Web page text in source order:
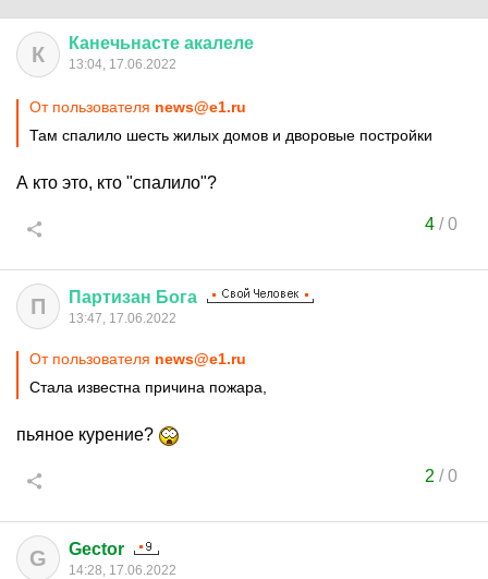
К Канечьнасте акалеле
13:04, 17.06.2022
От пользователя news@e1.ru
Там спалило шесть жилых домов и дворовые постройки
А кто это, кто "спалило"?
4/0
П Партизан Бога
13:47, 17.06.2022
От пользователя news@e1.ru
Стала известна причина пожара,
пьяное курение?
2 /0
G Gector
14:28, 17.06.2022